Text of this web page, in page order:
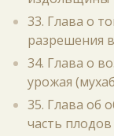
33. Глава о
разрешения
34. Глава о
урожая
35. Глава об
часть плодов